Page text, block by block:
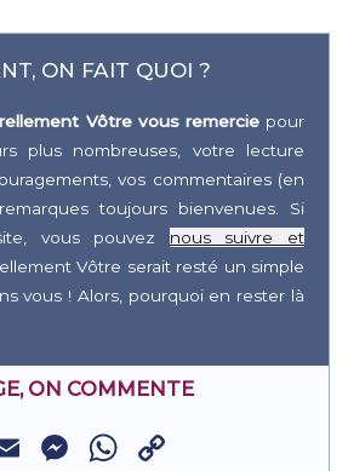
ON FAIT QUOI ?
Vôtre vous remerciepour
plus nombreuses, votre lecture
vos commentaires (en
toujours bienvenues. Si
vous pouvez nous suivre et
Vôtre serait resté un simple
vous ! Alors, pourquoi en rester là
ON COMMENTE
EmailMessenger
WhatsApp